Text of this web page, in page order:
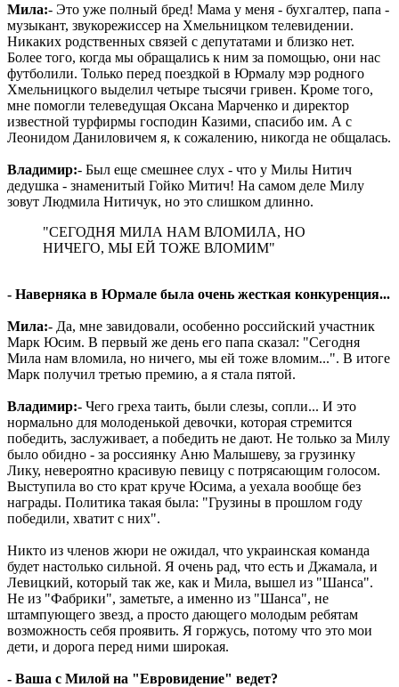
Мила:- Это уже полный бред! Мама у меня - бухгалтер, папа -
музыкант, звукорежиссер на Хмельницком телевидении.
Никаких родственных связей с депутатами и близко нет.
Более того, когда мы обращались к ним за помощью, они нас
футболили. Только перед поездкой в Юрмалу мэр родного
Хмельницкого выделил четыре тысячи гривен. Кроме того,
мне помогли телеведущая Оксана Марченко и директор
известной турфирмы господин Казими, спасибо им. А с
Леонидом Даниловичем я, к сожалению, никогда не общалась.
Владимир:- Был еще смешнее слух - что у Милы Нитич
дедушка - знаменитый Гойко Митич! На самом деле Милу
зовут Людмила Нитичук, но это слишком длинно.
"СЕГОДНЯ МИЛА НАМ ВЛОМИЛА, НО
НИЧЕГО, МЫ ЕЙ ТОЖЕ ВЛОМИМ"
- Наверняка в Юрмале была очень жесткая конкуренция...
Мила:- Да, мне завидовали, особенно российский участник
Марк Юсим. В первый же день его папа сказал: "Сегодня
Мила нам вломила, но ничего, мы ей тоже вломим...". В итоге
Марк получил третью премию, а я стала пятой.
Владимир:- Чего греха таить, были слезы, сопли... И это
нормально для молоденькой девочки, которая стремится
победить, заслуживает, а победить не дают. Не только за Милу
было обидно - за россиянку Аню Малышеву, за грузинку
Лику, невероятно красивую певицу с потрясающим голосом.
Выступила во сто крат круче Юсима, а уехала вообще без
награды. Политика такая была: "Грузины в прошлом году
победили, хватит с них".
Никто из членов жюри не ожидал, что украинская команда
будет настолько сильной. Я очень рад, что есть и Джамала, и
Левицкий, который так же, как и Мила, вышел из "Шанса".
Не из "Фабрики", заметьте, а именно из "Шанса", не
штампующего звезд, а просто дающего молодым ребятам
возможность себя проявить. Я горжусь, потому что это мои
дети, и дорога перед ними широкая.
- Ваша с Милой на "Евровидение" ведет?